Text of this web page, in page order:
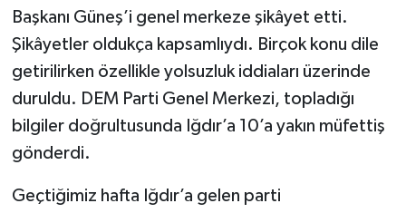
Başkanı Güneş’i genel merkeze şikâyet etti.
Şikâyetler oldukça kapsamlıydı. Birçok konu dile
getirilirken özellikle yolsuzluk iddiaları üzerinde
duruldu. DEM Parti Genel Merkezi, topladığı
bilgiler doğrultusunda Iğdır’a 10’a yakın müfettiş
gönderdi.
Geçtiğimiz hafta Iğdır’a gelen parti